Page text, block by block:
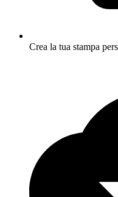
Crea la tua stampa